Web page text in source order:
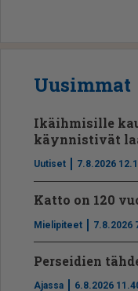
Uusimmat
Ikäihmisille
käynnistivät
Uutiset 7.8.2026
Katto on 120
Mielipiteet 7.8.2026
Perseidien
Ajassa 6.8.2026